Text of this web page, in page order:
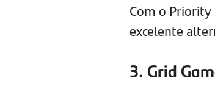
Com o Priority
excelente
3. Grid